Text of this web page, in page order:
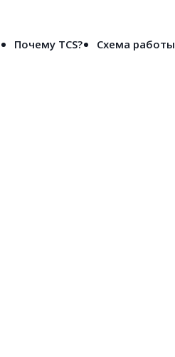
Почему TCS? Схема работы